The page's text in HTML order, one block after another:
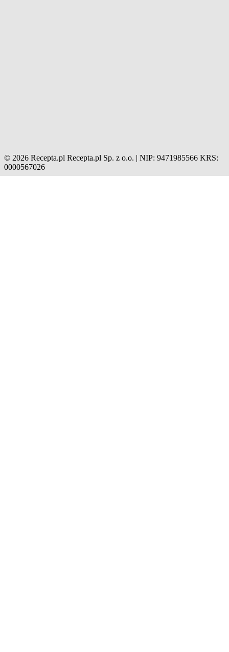
© 2026 Recepta.pl Recepta.pl Sp. z o.o. | NIP: 9471985566 KRS:
0000567026